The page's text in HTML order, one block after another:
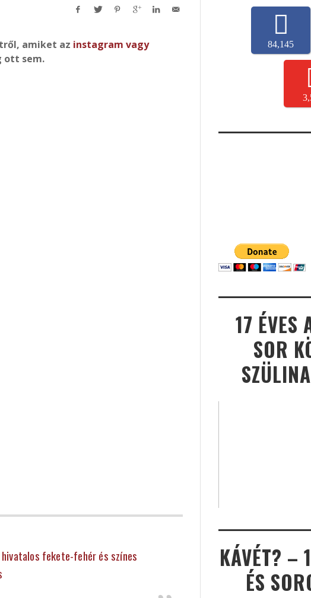
amiket az instagram vagy
ott sem.
fekete-fehér és színes
84,145
17 ÉVES
SOR
KÁVÉT? –
ÉS